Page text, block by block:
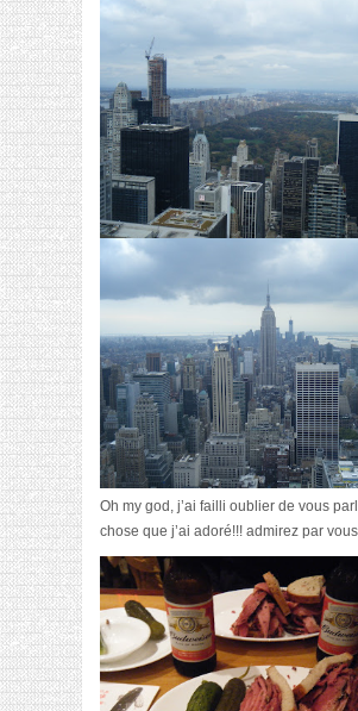
Oh my god, j’ai failli oublier de vous
chose que j’ai adoré!!! admirez par